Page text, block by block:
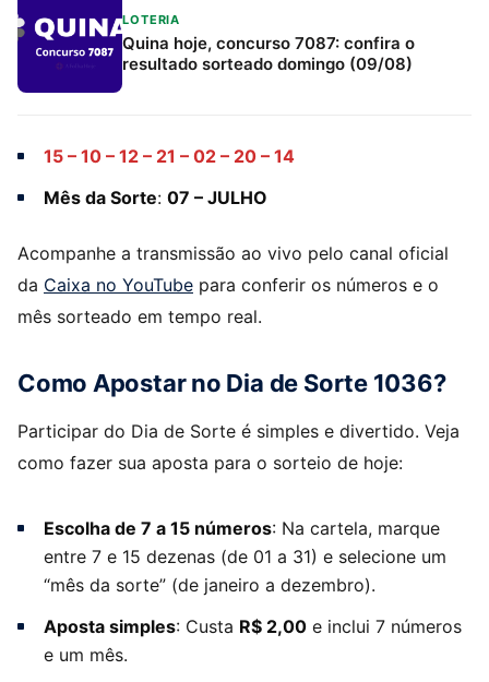
LOTERIA
Quina hoje, concurso 7087: confira o
resultado sorteado domingo (09/08)
15 – 10 – 12 – 21 – 02 – 20 – 14
Mês da Sorte: 07 – JULHO
Acompanhe a transmissão ao vivo pelo canal oficial
da Caixa no YouTube para conferir os números e o
mês sorteado em tempo real.
Como Apostar no Dia de Sorte 1036?
Participar do Dia de Sorte é simples e divertido. Veja
como fazer sua aposta para o sorteio de hoje:
Escolha de 7 a 15 números: Na cartela, marque
entre 7 e 15 dezenas (de 01 a 31) e selecione um
“mês da sorte” (de janeiro a dezembro).
Aposta simples: Custa R$ 2,00 e inclui 7 números
e um mês.